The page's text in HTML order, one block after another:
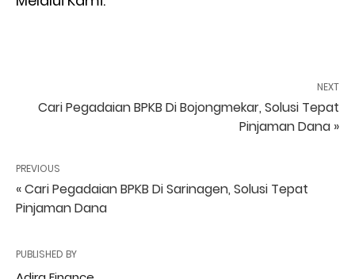
NEXT
Cari Pegadaian BPKB Di Bojongmekar, Solusi Tepat
Pinjaman Dana »
PREVIOUS
« Cari Pegadaian BPKB Di Sarinagen, Solusi Tepat
Pinjaman Dana
PUBLISHED BY